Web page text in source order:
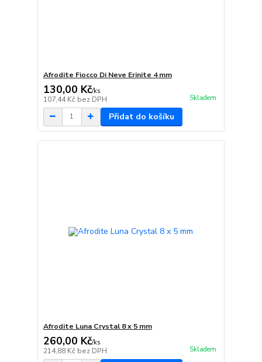
Afrodite Fiocco Di Neve Erinite 4 mm
130,00 Kč/ks
107,44 Kč bez DPH Skladem
Přidat do košíku
Afrodite Luna Crystal 8 x 5 mm
260,00 Kč/ks
214,88 Kč bez DPH Skladem